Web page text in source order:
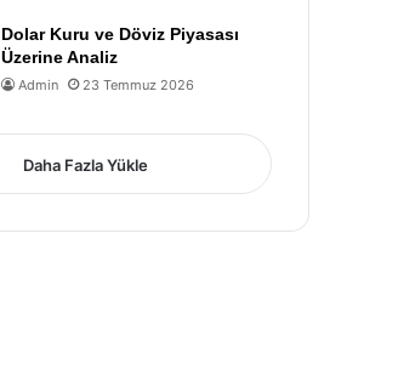
Dolar Kuru ve Döviz Piyasası
Üzerine Analiz
Admin 23 Temmuz 2026
Daha Fazla Yükle